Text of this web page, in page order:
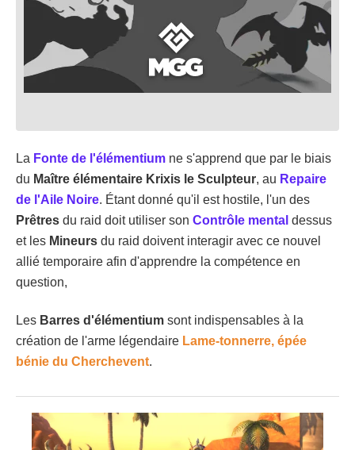
La Fonte de l'élémentium ne s'apprend que par le biais
du Maître élémentaire Krixis le Sculpteur, au Repaire
de l'Aile Noire. Étant donné qu'il est hostile, l'un des
Prêtres du raid doit utiliser son Contrôle mental dessus
et les Mineurs du raid doivent interagir avec ce nouvel
allié temporaire afin d'apprendre la compétence en
question,
Les Barres d'élémentium sont indispensables à la
création de l'arme légendaire Lame-tonnerre, épée
bénie du Cherchevent.